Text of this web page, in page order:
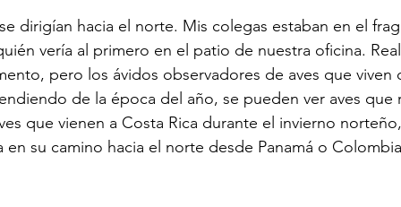
dirigían hacia el norte. Mis colegas estaban en el
vería al primero en el patio de nuestra oficina.
pero los ávidos observadores de aves que viven
de la época del año, se pueden ver aves
que vienen a Costa Rica durante el invierno
en su camino hacia el norte desde Panamá o